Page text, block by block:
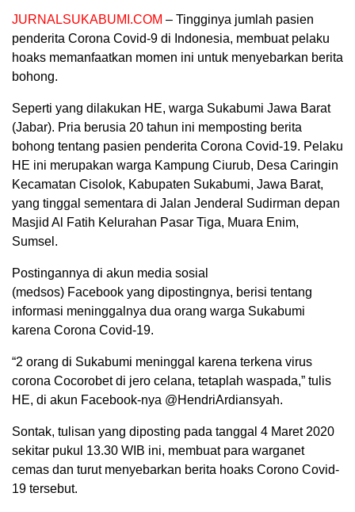
JURNALSUKABUMI.COM – Tingginya jumlah pasien
penderita Corona Covid-9 di Indonesia, membuat pelaku
hoaks memanfaatkan momen ini untuk menyebarkan berita
bohong.
Seperti yang dilakukan HE, warga Sukabumi Jawa Barat
(Jabar). Pria berusia 20 tahun ini memposting berita
bohong tentang pasien penderita Corona Covid-19. Pelaku
HE ini merupakan warga Kampung Ciurub, Desa Caringin
Kecamatan Cisolok, Kabupaten Sukabumi, Jawa Barat,
yang tinggal sementara di Jalan Jenderal Sudirman depan
Masjid Al Fatih Kelurahan Pasar Tiga, Muara Enim,
Sumsel.
Postingannya di akun media sosial
(medsos) Facebook yang dipostingnya, berisi tentang
informasi meninggalnya dua orang warga Sukabumi
karena Corona Covid-19.
“2 orang di Sukabumi meninggal karena terkena virus
corona Cocorobet di jero celana, tetaplah waspada,” tulis
HE, di akun Facebook-nya @HendriArdiansyah.
Sontak, tulisan yang diposting pada tanggal 4 Maret 2020
sekitar pukul 13.30 WIB ini, membuat para warganet
cemas dan turut menyebarkan berita hoaks Corono Covid-
19 tersebut.